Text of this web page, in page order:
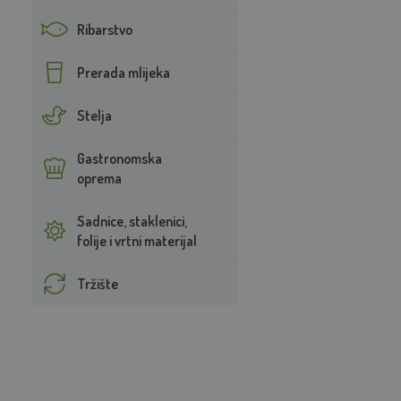
Ribarstvo
Prerada mlijeka
Stelja
Gastronomska
oprema
Sadnice, staklenici,
folije i vrtni materijal
Tržište